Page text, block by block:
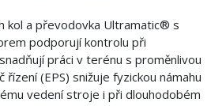
kol a převodovka Ultramatic® s
podporují kontrolu při
práci v terénu s proměnlivou
(EPS) snižuje fyzickou námahu
vedení stroje i při dlouhodobém